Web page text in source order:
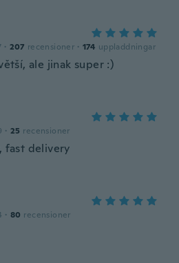
· 207 recensioner · 174 uppladdningar
ale jinak super :)
· 25 recensioner
fast delivery
· 80 recensioner